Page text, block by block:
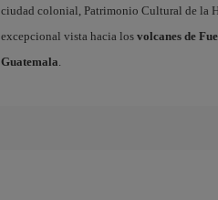
ciudad colonial, Patrimonio Cultural de la
excepcional vista hacia los volcanes de
Guatemala.